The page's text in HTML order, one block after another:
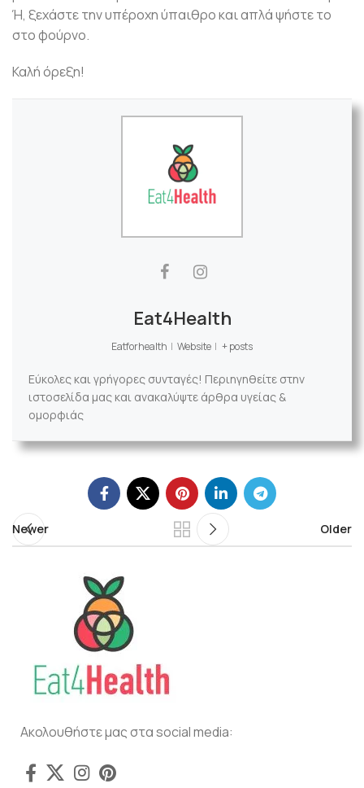
Ή, ξεχάστε την υπέροχη ύπαιθρο και απλά ψήστε το
στο φούρνο.
Καλή όρεξη!
Eat4Health
Eatforhealth | Website | + posts
Εύκολες και γρήγορες συνταγές! Περιηγηθείτε στην
ιστοσελίδα μας και ανακαλύψτε άρθρα υγείας &
ομορφιάς
Newer Older
Ακολουθήστε μας στα social media: